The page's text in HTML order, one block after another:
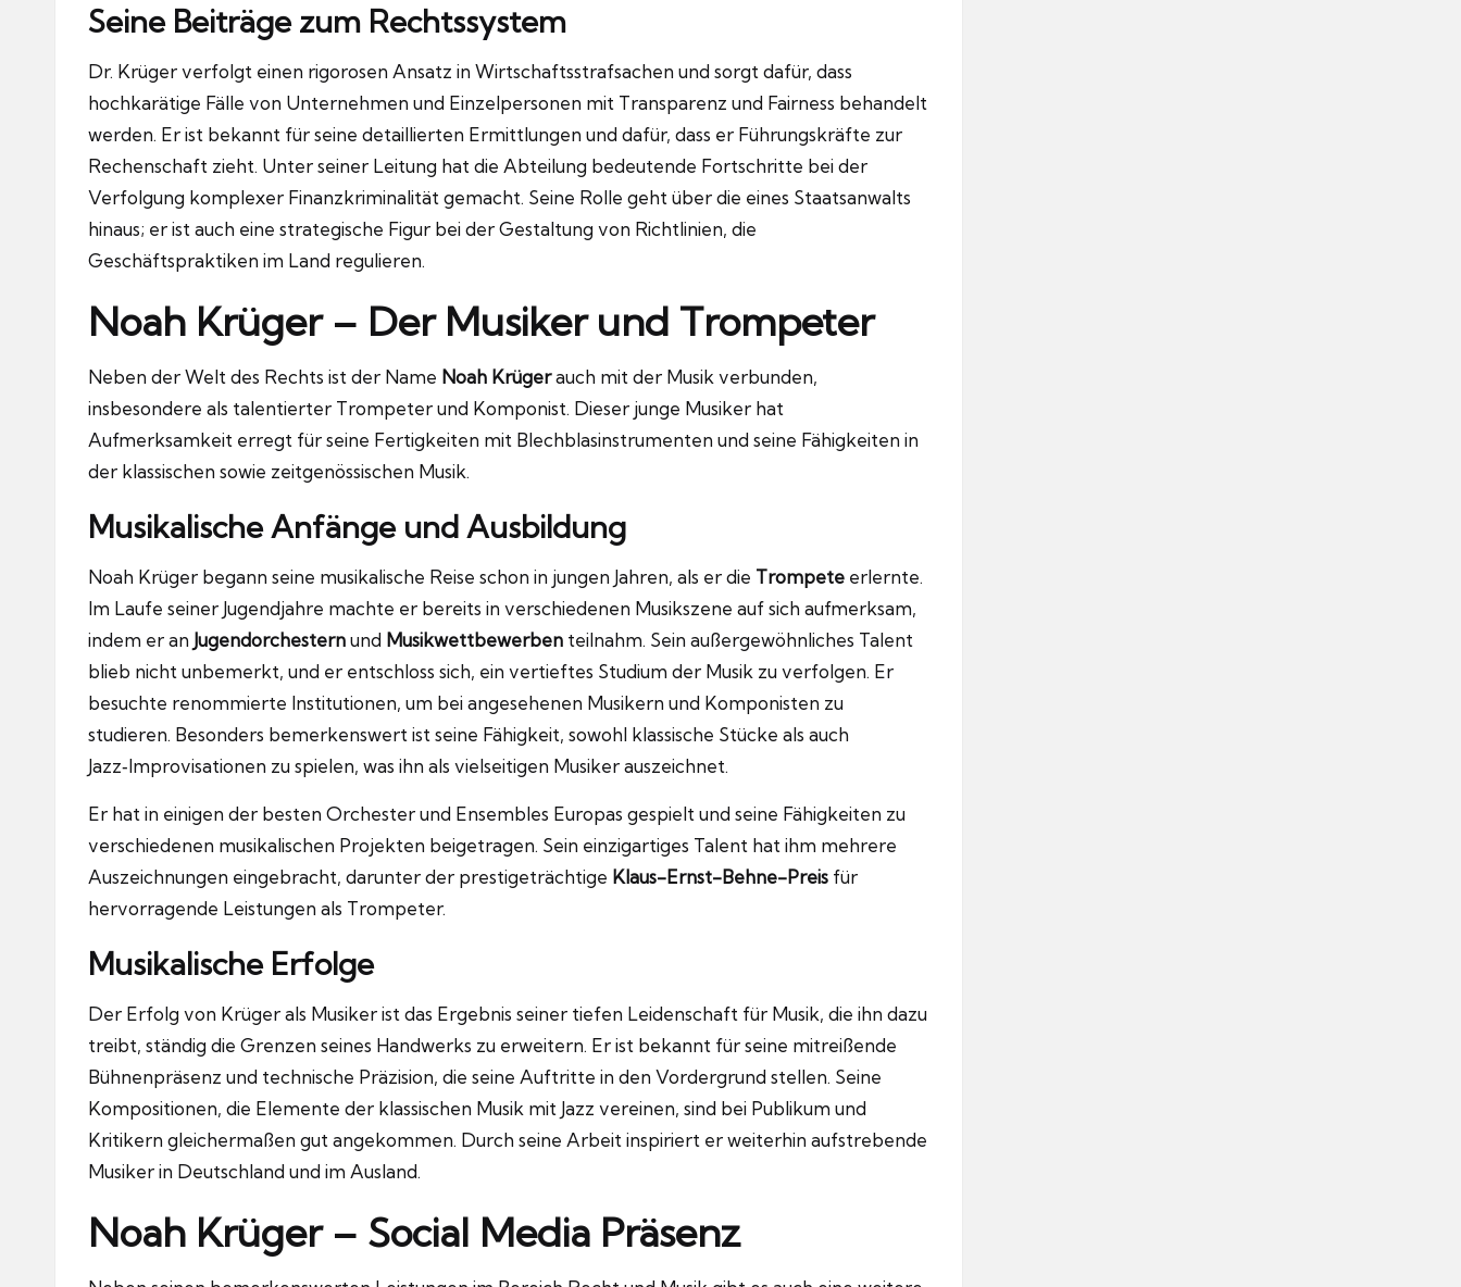
Seine Beiträge zum Rechtssystem
Dr. Krüger verfolgt einen rigorosen Ansatz in Wirtschaftsstrafsachen und sorgt dafür, dass
hochkarätige Fälle von Unternehmen und Einzelpersonen mit Transparenz und Fairness behandelt
werden. Er ist bekannt für seine detaillierten Ermittlungen und dafür, dass er Führungskräfte zur
Rechenschaft zieht. Unter seiner Leitung hat die Abteilung bedeutende Fortschritte bei der
Verfolgung komplexer Finanzkriminalität gemacht. Seine Rolle geht über die eines Staatsanwalts
hinaus; er ist auch eine strategische Figur bei der Gestaltung von Richtlinien, die
Geschäftspraktiken im Land regulieren.
Noah Krüger – Der Musiker und Trompeter
Neben der Welt des Rechts ist der Name Noah Krügerauch mit der Musik verbunden,
insbesondere als talentierter Trompeter und Komponist. Dieser junge Musiker hat
Aufmerksamkeit erregt für seine Fertigkeiten mit Blechblasinstrumenten und seine Fähigkeiten in
der klassischen sowie zeitgenössischen Musik.
Musikalische Anfänge und Ausbildung
Noah Krüger begann seine musikalische Reise schon in jungen Jahren, als er die Trompete erlernte.
Im Laufe seiner Jugendjahre machte er bereits in verschiedenen Musikszene auf sich aufmerksam,
indem er an Jugendorchesternund Musikwettbewerben teilnahm. Sein außergewöhnliches Talent
blieb nicht unbemerkt, und er entschloss sich, ein vertieftes Studium der Musik zu verfolgen. Er
besuchte renommierte Institutionen, um bei angesehenen Musikern und Komponisten zu
studieren. Besonders bemerkenswert ist seine Fähigkeit, sowohl klassische Stücke als auch
Jazz‑Improvisationen zu spielen, was ihn als vielseitigen Musiker auszeichnet.
Er hat in einigen der besten Orchester und Ensembles Europas gespielt und seine Fähigkeiten zu
verschiedenen musikalischen Projekten beigetragen. Sein einzigartiges Talent hat ihm mehrere
Auszeichnungen eingebracht, darunter der prestigeträchtige Klaus-Ernst-Behne-Preis für
hervorragende Leistungen als Trompeter.
Musikalische Erfolge
Der Erfolg von Krüger als Musiker ist das Ergebnis seiner tiefen Leidenschaft für Musik, die ihn dazu
treibt, ständig die Grenzen seines Handwerks zu erweitern. Er ist bekannt für seine mitreißende
Bühnenpräsenz und technische Präzision, die seine Auftritte in den Vordergrund stellen. Seine
Kompositionen, die Elemente der klassischen Musik mit Jazz vereinen, sind bei Publikum und
Kritikern gleichermaßen gut angekommen. Durch seine Arbeit inspiriert er weiterhin aufstrebende
Musiker in Deutschland und im Ausland.
Noah Krüger – Social Media Präsenz